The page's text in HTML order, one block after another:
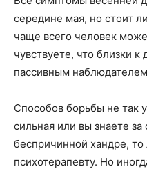
середине мая, но стоит
чаще всего человек
чувствуете, что близки к
пассивным
Способов борьбы не так
сильная или вы знаете
беспричинной хандре,
психотерапевту. Но